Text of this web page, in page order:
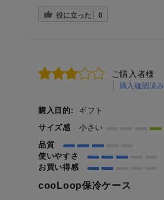
役に立った 0
ご購入者様
購入確認済み
購入目的:
ギフト
サイズ感
小さい
品質
使いやすさ
お買い得感
cooLoop保冷ケース